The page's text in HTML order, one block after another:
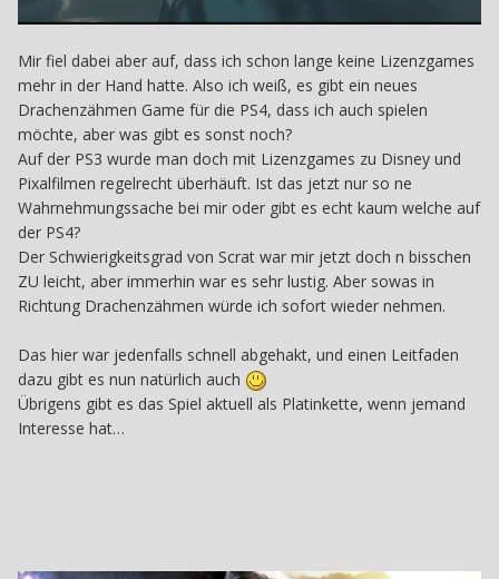
Mir fiel dabei aber auf, dass ich schon lange keine Lizenzgames
mehr in der Hand hatte. Also ich weiß, es gibt ein neues
Drachenzähmen Game für die PS4, dass ich auch spielen
möchte, aber was gibt es sonst noch?
Auf der PS3 wurde man doch mit Lizenzgames zu Disney und
Pixalfilmen regelrecht überhäuft. Ist das jetzt nur so ne
Wahrnehmungssache bei mir oder gibt es echt kaum welche auf
der PS4?
Der Schwierigkeitsgrad von Scrat war mir jetzt doch n bisschen
ZU leicht, aber immerhin war es sehr lustig. Aber sowas in
Richtung Drachenzähmen würde ich sofort wieder nehmen.
Das hier war jedenfalls schnell abgehakt, und einen Leitfaden
dazu gibt es nun natürlich auch
Übrigens gibt es das Spiel aktuell als Platinkette, wenn jemand
Interesse hat…